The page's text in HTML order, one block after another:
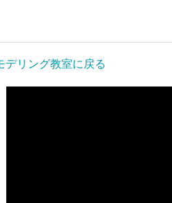
デリング教室に戻る